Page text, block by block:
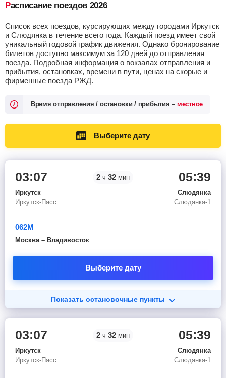
Расписание поездов 2026
Список всех поездов, курсирующих между городами Иркутск
и Слюдянка в течение всего года. Каждый поезд имеет свой
уникальный годовой график движения. Однако бронирование
билетов доступно максимум за 120 дней до отправления
поезда. Подробная информация о вокзалах отправления и
прибытия, остановках, времени в пути, ценах на скорые и
фирменные поезда РЖД.
Время отправления / остановки / прибытия – местное
Выберите дату
03:07
Иркутск
Иркутск-Пасс.
2 ч 32 мин 05:39
Слюдянка
Слюдянка-1
062М
Москва – Владивосток
Выберите дату
Показать остановочные пункты
03:07
Иркутск
Иркутск-Пасс.
2 ч 32 мин 05:39
Слюдянка
Слюдянка-1